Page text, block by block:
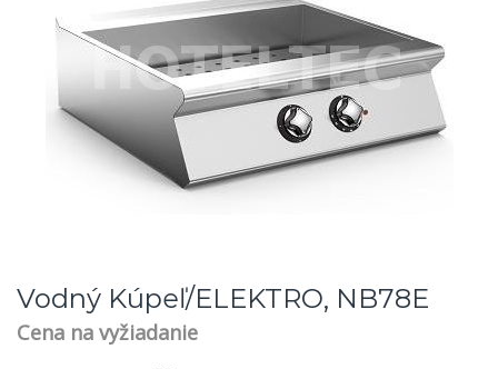
Vodný Kúpeľ/ELEKTRO, NB78E
Cena na vyžiadanie